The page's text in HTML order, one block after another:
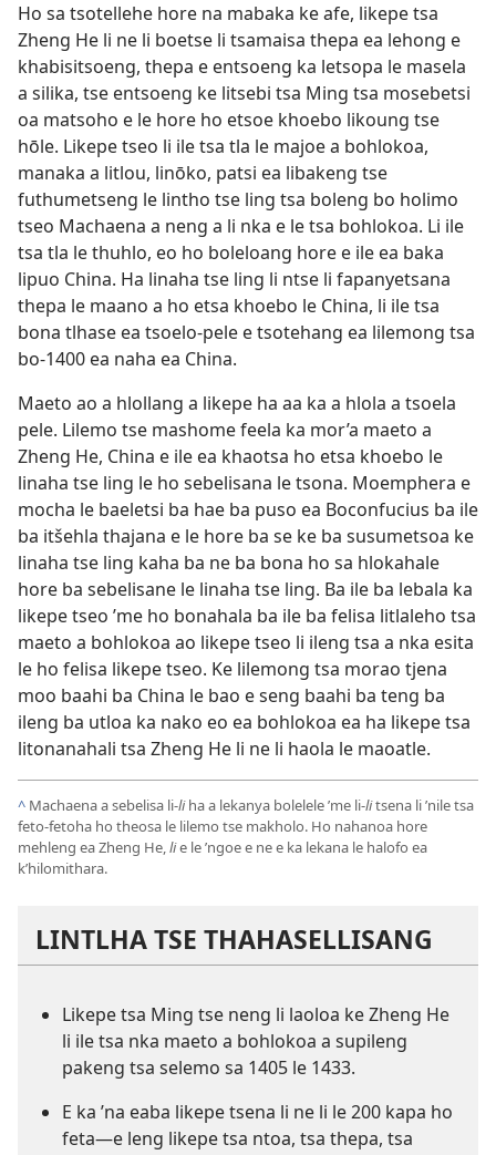
Ho sa tsotellehe hore na mabaka ke afe, likepe tsa
Zheng He li ne li boetse li tsamaisa thepa ea lehong e
khabisitsoeng, thepa e entsoeng ka letsopa le masela
a silika, tse entsoeng ke litsebi tsa Ming tsa mosebetsi
oa matsoho e le hore ho etsoe khoebo likoung tse
hōle. Likepe tseo li ile tsa tla le majoe a bohlokoa,
manaka a litlou, linōko, patsi ea libakeng tse
futhumetseng le lintho tse ling tsa boleng bo holimo
tseo Machaena a neng a li nka e le tsa bohlokoa. Li ile
tsa tla le thuhlo, eo ho boleloang hore e ile ea baka
lipuo China. Ha linaha tse ling li ntse li fapanyetsana
thepa le maano a ho etsa khoebo le China, li ile tsa
bona tlhase ea tsoelo-pele e tsotehang ea lilemong tsa
bo-1400 ea naha ea China.
Maeto ao a hlollang a likepe ha aa ka a hlola a tsoela
pele. Lilemo tse mashome feela ka mor’a maeto a
Zheng He, China e ile ea khaotsa ho etsa khoebo le
linaha tse ling le ho sebelisana le tsona. Moemphera e
mocha le baeletsi ba hae ba puso ea Boconfucius ba ile
ba itšehla thajana e le hore ba se ke ba susumetsoa ke
linaha tse ling kaha ba ne ba bona ho sa hlokahale
hore ba sebelisane le linaha tse ling. Ba ile ba lebala ka
likepe tseo ’me ho bonahala ba ile ba felisa litlaleho tsa
maeto a bohlokoa ao likepe tseo li ileng tsa a nka esita
le ho felisa likepe tseo. Ke lilemong tsa morao tjena
moo baahi ba China le bao e seng baahi ba teng ba
ileng ba utloa ka nako eo ea bohlokoa ea ha likepe tsa
litonanahali tsa Zheng He li ne li haola le maoatle.
^ Machaena a sebelisa li-liha a lekanya bolelele ’me li-litsena li ’nile tsa
feto-fetoha ho theosa le lilemo tse makholo. Ho nahanoa hore
mehleng ea Zheng He,lie le ’ngoe e ne e ka lekana le halofo ea
k’hilomithara.
LINTLHA TSE THAHASELLISANG
Likepe tsa Ming tse neng li laoloa ke Zheng He
li ile tsa nka maeto a bohlokoa a supileng
pakeng tsa selemo sa 1405 le 1433.
E ka ’na eaba likepe tsena li ne li le 200 kapa ho
feta—e leng likepe tsa ntoa, tsa thepa, tsa